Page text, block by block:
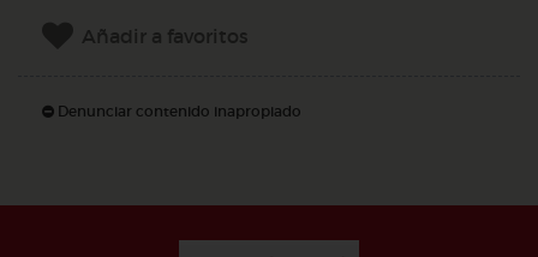
Añadir a favoritos
Denunciar contenido inapropiado